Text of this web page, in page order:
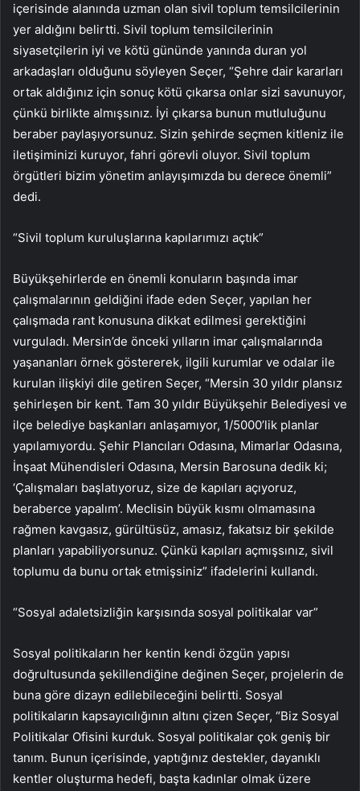
içerisinde alanında uzman olan sivil toplum temsilcilerinin
yer aldığını belirtti. Sivil toplum temsilcilerinin
siyasetçilerin iyi ve kötü gününde yanında duran yol
arkadaşları olduğunu söyleyen Seçer, “Şehre dair kararları
ortak aldığınız için sonuç kötü çıkarsa onlar sizi savunuyor,
çünkü birlikte almışsınız. İyi çıkarsa bunun mutluluğunu
beraber paylaşıyorsunuz. Sizin şehirde seçmen kitleniz ile
iletişiminizi kuruyor, fahri görevli oluyor. Sivil toplum
örgütleri bizim yönetim anlayışımızda bu derece önemli”
dedi.
“Sivil toplum kuruluşlarına kapılarımızı açtık”
Büyükşehirlerde en önemli konuların başında imar
çalışmalarının geldiğini ifade eden Seçer, yapılan her
çalışmada rant konusuna dikkat edilmesi gerektiğini
vurguladı. Mersin’de önceki yılların imar çalışmalarında
yaşananları örnek göstererek, ilgili kurumlar ve odalar ile
kurulan ilişkiyi dile getiren Seçer, “Mersin 30 yıldır plansız
şehirleşen bir kent. Tam 30 yıldır Büyükşehir Belediyesi ve
ilçe belediye başkanları anlaşamıyor, 1/5000’lik planlar
yapılamıyordu. Şehir Plancıları Odasına, Mimarlar Odasına,
İnşaat Mühendisleri Odasına, Mersin Barosuna dedik ki;
‘Çalışmaları başlatıyoruz, size de kapıları açıyoruz,
beraberce yapalım’. Meclisin büyük kısmı olmamasına
rağmen kavgasız, gürültüsüz, amasız, fakatsız bir şekilde
planları yapabiliyorsunuz. Çünkü kapıları açmışsınız, sivil
toplumu da bunu ortak etmişsiniz” ifadelerini kullandı.
“Sosyal adaletsizliğin karşısında sosyal politikalar var”
Sosyal politikaların her kentin kendi özgün yapısı
doğrultusunda şekillendiğine değinen Seçer, projelerin de
buna göre dizayn edilebileceğini belirtti. Sosyal
politikaların kapsayıcılığının altını çizen Seçer, “Biz Sosyal
Politikalar Ofisini kurduk. Sosyal politikalar çok geniş bir
tanım. Bunun içerisinde, yaptığınız destekler, dayanıklı
kentler oluşturma hedefi, başta kadınlar olmak üzere